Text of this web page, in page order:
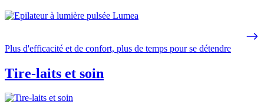
Plus d'efficacité et de confort, plus de temps pour se détendre
Tire-laits et soin